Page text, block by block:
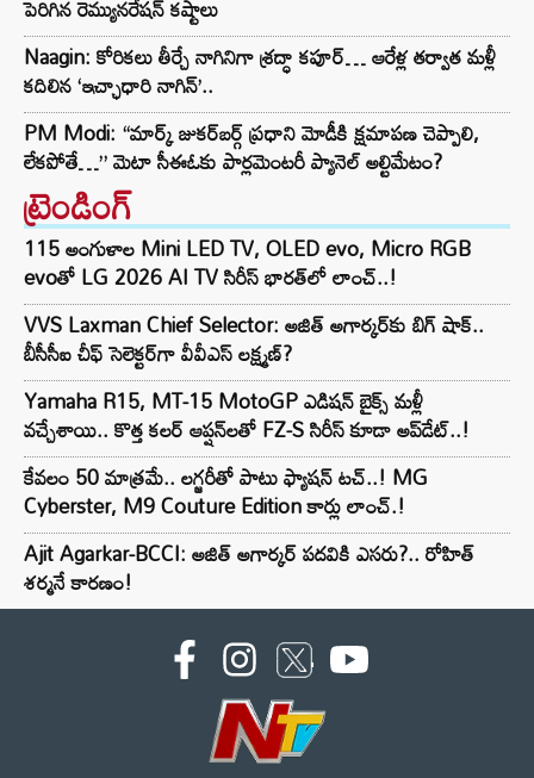
పెరిగిన రెమ్యునరేషన్‌ కష్టాలు
Naagin: కోరికలు తీర్చే నాగినిగా శ్రద్ధా కపూర్… ఆరేళ్ల తర్వాత మళ్లీ
కదిలిన ‘ఇచ్ఛాధారి నాగిన్’..
PM Modi: “మార్క్ జుకర్‌బర్గ్ ప్రధాని మోడీకి క్షమాపణ చెప్పాలి,
లేకపోతే…” మెటా సీఈఓకు పార్లమెంటరీ ప్యానెల్ అల్టిమేటం?
ట్రెండింగ్‌
115 అంగుళాల Mini LED TV, OLED evo, Micro RGB
evoతో LG 2026 AI TV సిరీస్ భారత్‌లో లాంచ్..!
VVS Laxman Chief Selector: అజిత్ అగార్కర్‌కు బిగ్ షాక్..
బీసీసీఐ చీఫ్ సెలెక్టర్‌గా వీవీఎస్ లక్ష్మణ్?
Yamaha R15, MT-15 MotoGP ఎడిషన్ బైక్స్ మళ్లీ
వచ్చేశాయి.. కొత్త కలర్ ఆప్షన్‌లతో FZ-S సిరీస్ కూడా అప్‌డేట్..!
కేవలం 50 మాత్రమే.. లగ్జరీతో పాటు ఫ్యాషన్ టచ్..! MG
Cyberster, M9 Couture Edition కార్లు లాంచ్.!
Ajit Agarkar-BCCI: అజిత్ అగార్కర్ పదవికి ఎసరు?.. రోహిత్
శర్మనే కారణం!